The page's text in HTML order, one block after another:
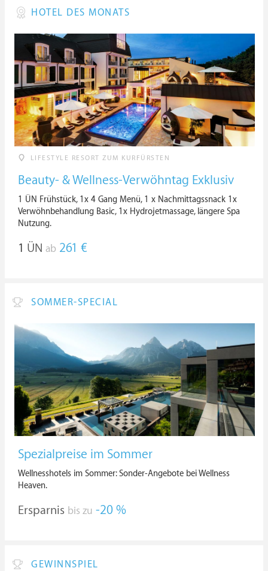
HOTEL DES MONATS
LIFESTYLE RESORT ZUM KURFÜRSTEN
Beauty- & Wellness-Verwöhntag Exklusiv
1 ÜN Frühstück, 1x 4 Gang Menü, 1 x Nachmittagssnack 1x
Verwöhnbehandlung Basic, 1x Hydrojetmassage, längere Spa
Nutzung.
1 ÜN ab 261 €
SOMMER-SPECIAL
Spezialpreise im Sommer
Wellnesshotels im Sommer: Sonder-Angebote bei Wellness
Heaven.
Ersparnis bis zu -20 %
GEWINNSPIEL